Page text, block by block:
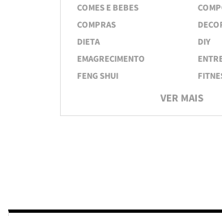
COMES E BEBES
COMPRAS
DIETA
DIY
EMAGRECIMENTO
FENG SHUI
VER MAIS